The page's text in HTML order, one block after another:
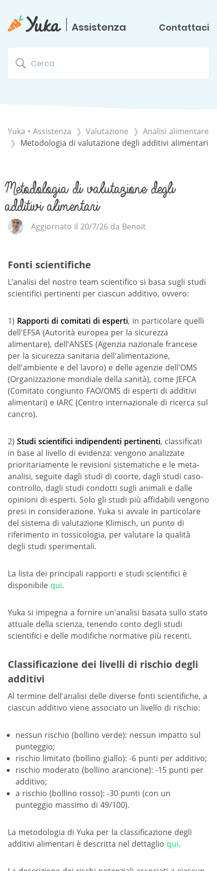
| Assistenza Contattaci
Yuka • Assistenza ​Valutazione
​Analisi alimentare
Metodologia di valutazione degli additivi alimentari
Metodologia di valutazione degli
additivi alimentari
Aggiornato il 20/7/26 da Benoit
Fonti scientifiche
L’analisi del nostro team scientifico si basa sugli studi
scientifici pertinenti per ciascun additivo, ovvero:
1) Rapporti di comitati di esperti, in particolare quelli
dell'EFSA (Autorità europea per la sicurezza
alimentare), dell'ANSES (Agenzia nazionale francese
per la sicurezza sanitaria dell'alimentazione,
dell'ambiente e del lavoro) e delle agenzie dell'OMS
(Organizzazione mondiale della sanità), come JEFCA
(Comitato congiunto FAO/OMS di esperti di additivi
alimentari) e IARC (Centro internazionale di ricerca sul
cancro).
2) Studi scientifici indipendenti pertinenti, classificati
in base al livello di evidenza: vengono analizzate
prioritariamente le revisioni sistematiche e le meta-
analisi, seguite dagli studi di coorte, dagli studi caso-
controllo, dagli studi condotti sugli animali e dalle
opinioni di esperti. Solo gli studi più affidabili vengono
presi in considerazione. Yuka si avvale in particolare
del sistema di valutazione Klimisch, un punto di
riferimento in tossicologia, per valutare la qualità
degli studi sperimentali.
La lista dei principali rapporti e studi scientifici è
disponibile qui.
Yuka si impegna a fornire un'analisi basata sullo stato
attuale della scienza, tenendo conto degli studi
scientifici e delle modifiche normative più recenti.
Classificazione dei livelli di rischio degli
additivi
Al termine dell'analisi delle diverse fonti scientifiche, a
ciascun additivo viene associato un livello di rischio:
nessun rischio (bollino verde): nessun impatto sul
punteggio;
rischio limitato (bollino giallo): -6 punti per additivo;
rischio moderato (bollino arancione): -15 punti per
additivo;
a rischio (bollino rosso): -30 punti (con un
punteggio massimo di 49/100).
La metodologia di Yuka per la classificazione degli
additivi alimentari è descritta nel dettaglio qui.